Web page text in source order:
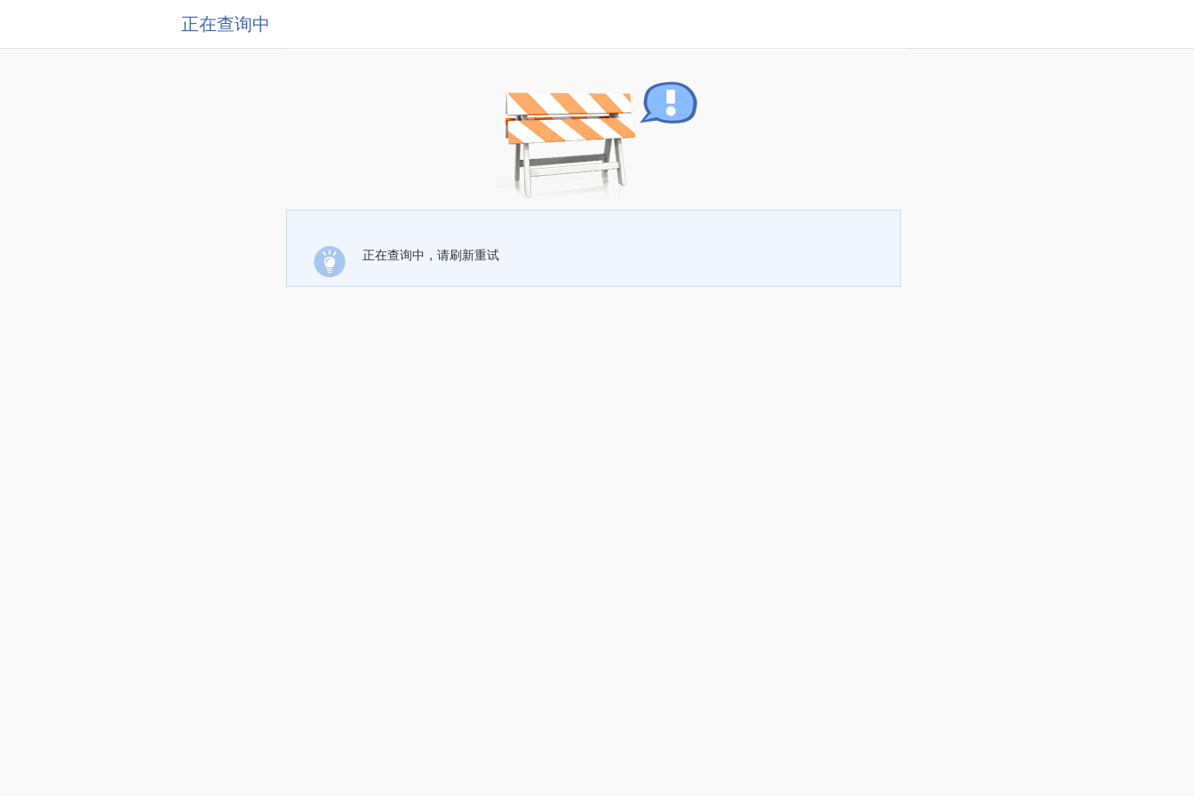
正在查询中
正在查询中，请刷新重试